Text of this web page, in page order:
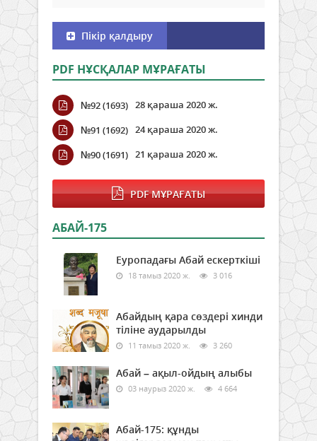
Пікір қалдыру
PDF НҰСҚАЛАР МҰРАҒАТЫ
№92 (1693) 28 қараша 2020 ж.
№91 (1692) 24 қараша 2020 ж.
№90 (1691) 21 қараша 2020 ж.
PDF МҰРАҒАТЫ
АБАЙ-175
Еуропадағы Абай ескерткіші
18 тамыз 2020 ж. 3 016
Абайдың қара сөздері хинди
тіліне аударылды
11 тамыз 2020 ж. 3 260
Абай – ақыл-ойдың алыбы
03 наурыз 2020 ж. 4 664
Абай-175: құнды